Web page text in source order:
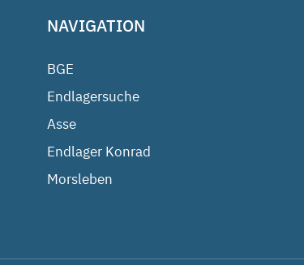
NAVIGATION
BGE
Endlagersuche
Asse
Endlager Konrad
Morsleben